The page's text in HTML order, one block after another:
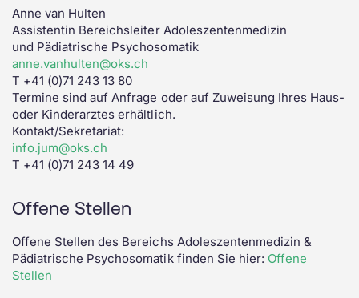
Anne van Hulten
Assistentin Bereichsleiter Adoleszentenmedizin
und Pädiatrische Psychosomatik
anne.vanhulten@oks.ch
T +41 (0)71 243 13 80
Termine sind auf Anfrage oder auf Zuweisung Ihres Haus-
oder Kinderarztes erhältlich.
Kontakt/Sekretariat:
info.jum@oks.ch
T +41 (0)71 243 14 49
Offene Stellen
Offene Stellen des Bereichs Adoleszentenmedizin &
Pädiatrische Psychosomatik finden Sie hier: Offene
Stellen